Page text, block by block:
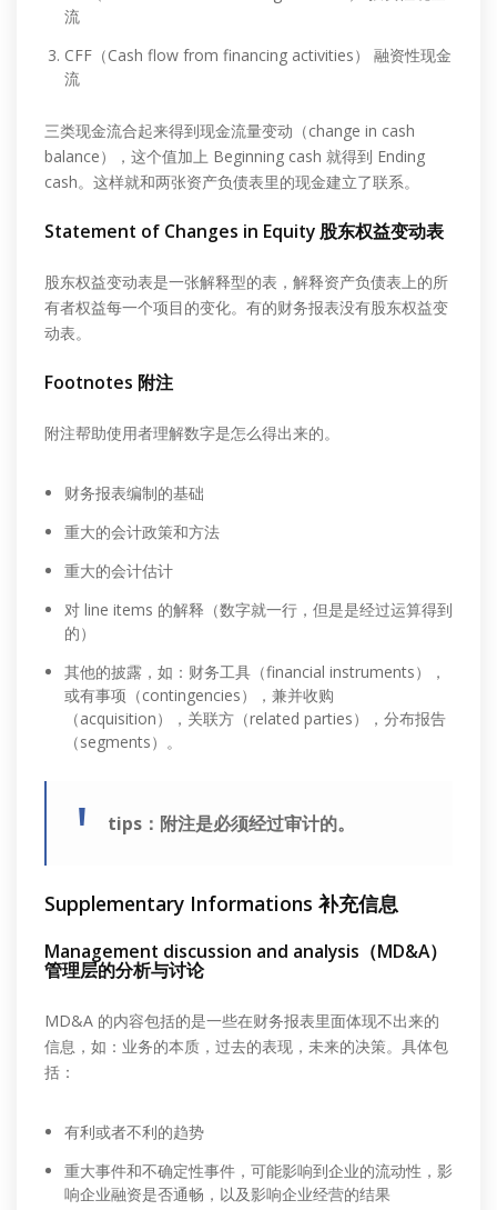
流
CFF（Cash flow from financing activities） 融资性现金
流
三类现金流合起来得到现金流量变动（change in cash
balance），这个值加上 Beginning cash 就得到 Ending
cash。这样就和两张资产负债表里的现金建立了联系。
Statement of Changes in Equity 股东权益变动表
股东权益变动表是一张解释型的表，解释资产负债表上的所
有者权益每一个项目的变化。有的财务报表没有股东权益变
动表。
Footnotes 附注
附注帮助使用者理解数字是怎么得出来的。
财务报表编制的基础
重大的会计政策和方法
重大的会计估计
对 line items 的解释（数字就一行，但是是经过运算得到
的）
其他的披露，如：财务工具（financial instruments），
或有事项（contingencies），兼并收购
（acquisition），关联方（related parties），分布报告
（segments）。
tips：附注是必须经过审计的。
Supplementary Informations 补充信息
Management discussion and analysis（MD&A）
管理层的分析与讨论
MD&A 的内容包括的是一些在财务报表里面体现不出来的
信息，如：业务的本质，过去的表现，未来的决策。具体包
括：
有利或者不利的趋势
重大事件和不确定性事件，可能影响到企业的流动性，影
响企业融资是否通畅，以及影响企业经营的结果